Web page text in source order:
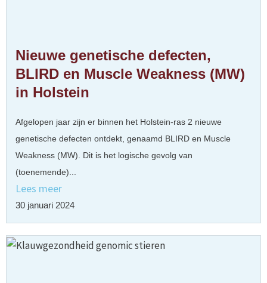
Nieuwe genetische defecten,
BLIRD en Muscle Weakness (MW)
in Holstein
Afgelopen jaar zijn er binnen het Holstein-ras 2 nieuwe
genetische defecten ontdekt, genaamd BLIRD en Muscle
Weakness (MW). Dit is het logische gevolg van
(toenemende)...
Lees meer
30 januari 2024